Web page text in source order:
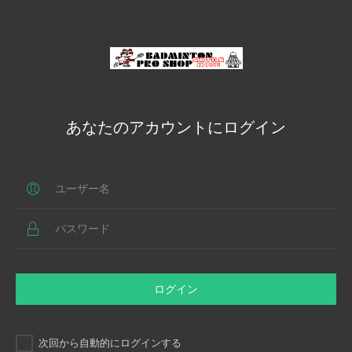
あなたのアカウントにログイン
ログイン
次回から自動的にログインする